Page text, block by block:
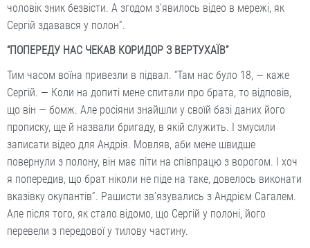
чоловік зник безвісти. А згодом з’явилось відео в мережі, як
Сергій здавався у полон”.
“ПОПЕРЕДУ НАС ЧЕКАВ КОРИДОР З ВЕРТУХАЇВ”
Тим часом воїна привезли в підвал. “Там нас було 18, — каже
Сергій. — Коли на допиті мене спитали про брата, то відповів,
що він — бомж. Але росіяни знайшли у своїй базі даних його
прописку, ще й назвали бригаду, в якій служить. І змусили
записати відео для Андрія. Мовляв, аби мене швидше
повернули з полону, він має піти на співпрацю з ворогом. І хоч
я попередив, що брат ніколи не піде на таке, довелось виконати
вказівку окупантів”. Рашисти зв’язувались з Андрієм Сагалем.
Але після того, як стало відомо, що Сергій у полоні, його
перевели з передової у тилову частину.